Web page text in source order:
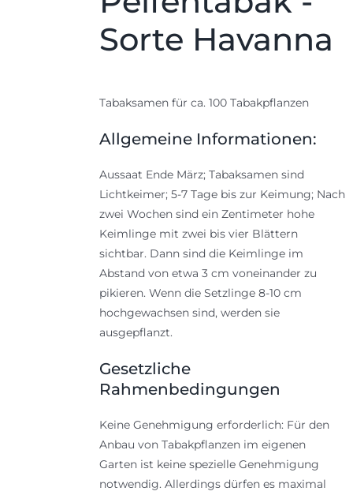
Sorte Havanna
Tabaksamen für ca. 100 Tabakpflanzen
Allgemeine Informationen:
Aussaat Ende März; Tabaksamen sind
Lichtkeimer; 5-7 Tage bis zur Keimung; Nach
zwei Wochen sind ein Zentimeter hohe
Keimlinge mit zwei bis vier Blättern
sichtbar. Dann sind die Keimlinge im
Abstand von etwa 3 cm voneinander zu
pikieren. Wenn die Setzlinge 8-10 cm
hochgewachsen sind, werden sie
ausgepflanzt.
Gesetzliche
Rahmenbedingungen
Keine Genehmigung erforderlich: Für den
Anbau von Tabakpflanzen im eigenen
Garten ist keine spezielle Genehmigung
notwendig. Allerdings dürfen es maximal